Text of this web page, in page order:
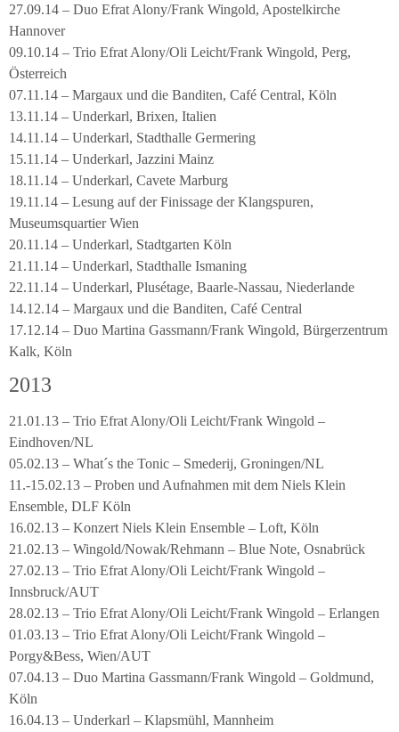
27.09.14 – Duo Efrat Alony/Frank Wingold, Apostelkirche
Hannover
09.10.14 – Trio Efrat Alony/Oli Leicht/Frank Wingold, Perg,
Österreich
07.11.14 – Margaux und die Banditen, Café Central, Köln
13.11.14 – Underkarl, Brixen, Italien
14.11.14 – Underkarl, Stadthalle Germering
15.11.14 – Underkarl, Jazzini Mainz
18.11.14 – Underkarl, Cavete Marburg
19.11.14 – Lesung auf der Finissage der Klangspuren,
Museumsquartier Wien
20.11.14 – Underkarl, Stadtgarten Köln
21.11.14 – Underkarl, Stadthalle Ismaning
22.11.14 – Underkarl, Plusétage, Baarle-Nassau, Niederlande
14.12.14 – Margaux und die Banditen, Café Central
17.12.14 – Duo Martina Gassmann/Frank Wingold, Bürgerzentrum
Kalk, Köln
2013
21.01.13 – Trio Efrat Alony/Oli Leicht/Frank Wingold –
Eindhoven/NL
05.02.13 – What´s the Tonic – Smederij, Groningen/NL
11.-15.02.13 – Proben und Aufnahmen mit dem Niels Klein
Ensemble, DLF Köln
16.02.13 – Konzert Niels Klein Ensemble – Loft, Köln
21.02.13 – Wingold/Nowak/Rehmann – Blue Note, Osnabrück
27.02.13 – Trio Efrat Alony/Oli Leicht/Frank Wingold –
Innsbruck/AUT
28.02.13 – Trio Efrat Alony/Oli Leicht/Frank Wingold – Erlangen
01.03.13 – Trio Efrat Alony/Oli Leicht/Frank Wingold –
Porgy&Bess, Wien/AUT
07.04.13 – Duo Martina Gassmann/Frank Wingold – Goldmund,
Köln
16.04.13 – Underkarl – Klapsmühl, Mannheim